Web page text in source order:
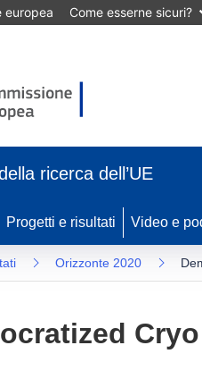
europea Come esserne sicuri?
ricerca dell’UE
Progetti e risultati Video e
Orizzonte 2020